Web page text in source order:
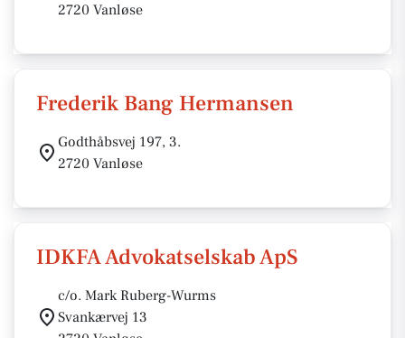
2720 Vanløse
Frederik Bang Hermansen
Godthåbsvej 197, 3.
2720 Vanløse
IDKFA Advokatselskab ApS
c/o. Mark Ruberg-Wurms
Svankærvej 13